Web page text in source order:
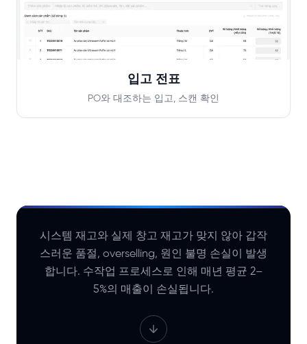
입고 전표
PO와 대조하는 입고, 스캔 확인
시스템 재고와 실제 창고 재고가 맞지 않아 갑작
스러운 품절, overselling, 원인 불명 손실이 발생
합니다. 수작업 프로세스로 인해 매년 평균 2–
5%의 매출이 손실됩니다.